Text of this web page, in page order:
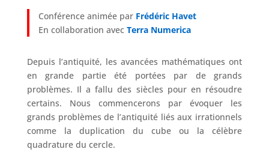
Conférence animée par Frédéric Havet
En collaboration avec Terra Numerica​
Depuis l’antiquité, les avancées mathématiques ont
en grande partie été portées par de grands
problèmes. Il a fallu des siècles pour en résoudre
certains. Nous commencerons par évoquer les
grands problèmes de l’antiquité liés aux irrationnels
comme la duplication du cube ou la célèbre
quadrature du cercle.